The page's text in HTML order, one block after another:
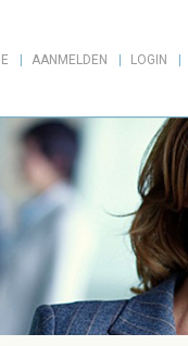
AANMELDEN LOGIN